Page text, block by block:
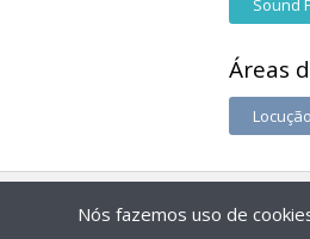
Sound
Áreas
Nós fazemos uso de